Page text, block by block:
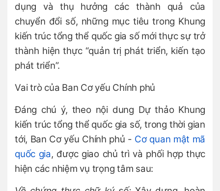
dụng và thụ hưởng các thành quả của
chuyển đổi số, những mục tiêu trong Khung
kiến trúc tổng thể quốc gia số mới thực sự trở
thành hiện thực “quản trị phát triển, kiến tạo
phát triển”.
Vai trò của Ban Cơ yếu Chính phủ
Đáng chú ý, theo nội dung Dự thảo Khung
kiến trúc tổng thể quốc gia số, trong thời gian
tới, Ban Cơ yếu Chính phủ - Cơ quan mật mã
quốc gia, được giao chủ trì và phối hợp thực
hiện các nhiệm vụ trọng tâm sau: